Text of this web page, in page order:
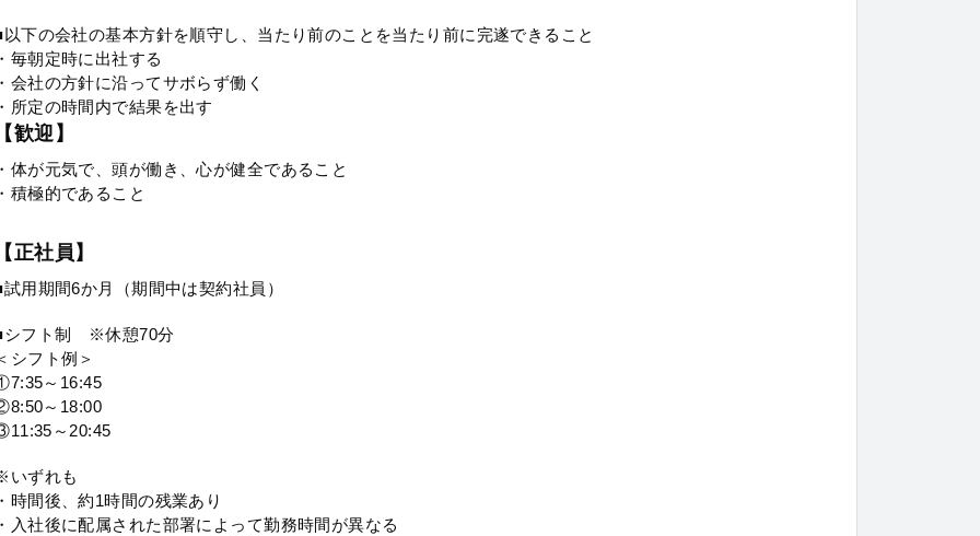
以下の会社の基本方針を順守し、当たり前のことを当たり前に完遂できること
毎朝定時に出社する
会社の方針に沿ってサボらず働く
所定の時間内で結果を出す
歓迎】
体が元気で、頭が働き、心が健全であること
積極的であること
正社員】
試用期間6か月（期間中は契約社員）
シフト制 ※休憩70分
シフト例＞
～16:45
～18:00
～20:45
いずれも
時間後、約1時間の残業あり
入社後に配属された部署によって勤務時間が異なる